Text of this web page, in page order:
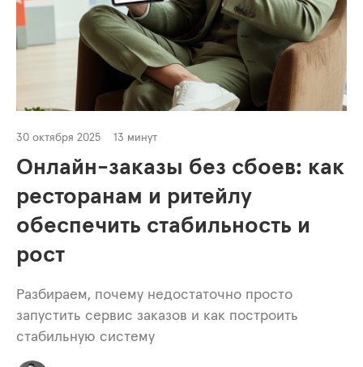
30 октября 2025 13 минут
Онлайн-заказы без сбоев: как
ресторанам и ритейлу
обеспечить стабильность и
рост
Разбираем, почему недостаточно просто
запустить сервис заказов и как построить
стабильную систему